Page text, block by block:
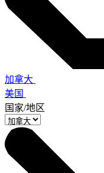
加拿大
美国
国家/地区